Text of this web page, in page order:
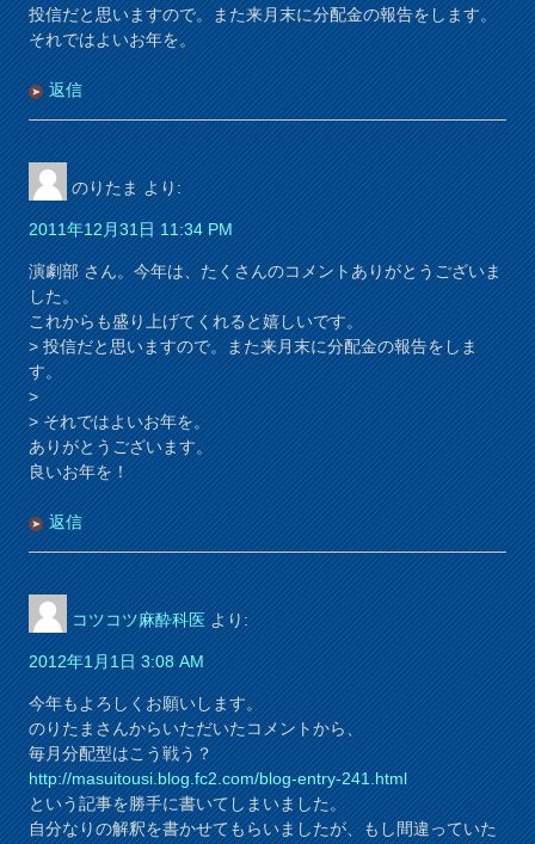
投信だと思いますので。また来月末に分配金の報告をします。
それではよいお年を。
返信
のりたま より:
2011年12月31日 11:34 PM
演劇部 さん。今年は、たくさんのコメントありがとうございま
した。
これからも盛り上げてくれると嬉しいです。
> 投信だと思いますので。また来月末に分配金の報告をしま
す。
>
> それではよいお年を。
ありがとうございます。
良いお年を！
返信
コツコツ麻酔科医 より:
2012年1月1日 3:08 AM
今年もよろしくお願いします。
のりたまさんからいただいたコメントから、
毎月分配型はこう戦う？
http://masuitousi.blog.fc2.com/blog-entry-241.html
という記事を勝手に書いてしまいました。
自分なりの解釈を書かせてもらいましたが、もし間違っていた